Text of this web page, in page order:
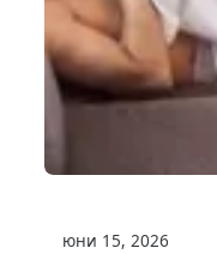
юни 15, 2026